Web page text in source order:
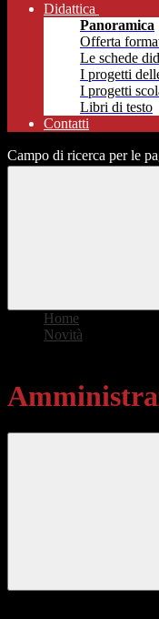
Didattica
Panoramica
Offerta
Le schede
I progetti
I progetti
Libri di testo
Contatti
Campo di ricerca per le
Home
Novità